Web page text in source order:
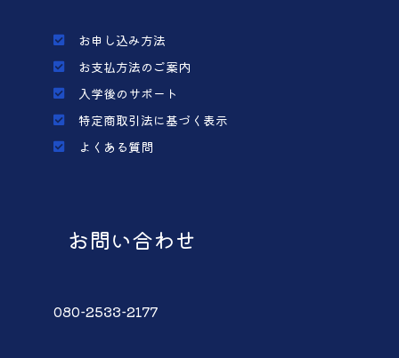
お申し込み方法
お支払方法のご案内
入学後のサポート
特定商取引法に基づく表示
よくある質問
お問い合わせ
080-2533-2177